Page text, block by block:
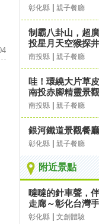
彰化縣 親子餐廳
制霸八卦山，超
投星月天空猴探
南投縣 親子餐廳
哇！環繞大片草
南投赤腳精靈景
南投縣 親子餐廳
銀河鐵道景觀餐廳
彰化縣 親子餐廳
附近景點
噠噠的針車聲，
走廊～彰化台灣
彰化縣 文創體驗